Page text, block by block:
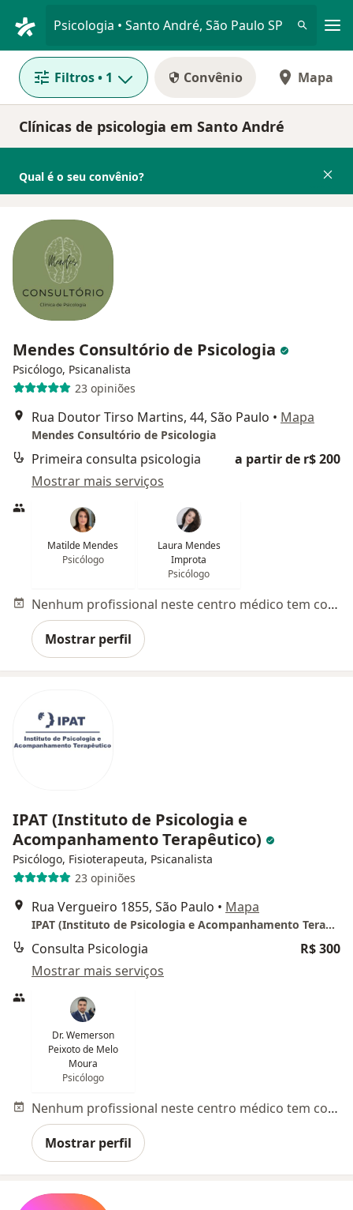
Psicologia • Santo André, São Paulo SP
Filtros• 1 Convênio Mapa
Clínicas de psicologia em Santo André
Qual é o seu convênio?
Mendes Consultório de Psicologia
Psicólogo, Psicanalista
23 opiniões
Rua Doutor Tirso Martins, 44, São Paulo • Mapa
Mendes Consultório de Psicologia
Primeira consulta psicologia
a partir de r$ 200
Mostrar mais serviços
Matilde Mendes
Psicólogo
Laura Mendes
Improta
Psicólogo
Nenhum profissional neste centro médico tem consultas disponíveis
Mostrar perfil
IPAT (Instituto de Psicologia e
Acompanhamento Terapêutico)
Psicólogo, Fisioterapeuta, Psicanalista
23 opiniões
Rua Vergueiro 1855, São Paulo • Mapa
IPAT (Instituto de Psicologia e Acompanhamento Terapêutico)
Consulta Psicologia
R$ 300
Mostrar mais serviços
Dr. Wemerson
Peixoto de Melo
Moura
Psicólogo
Nenhum profissional neste centro médico tem consultas disponíveis
Mostrar perfil